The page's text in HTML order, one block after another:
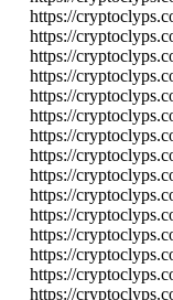
https://cryptoclyps.
https://cryptoclyps.
https://cryptoclyps.
https://cryptoclyps.
https://cryptoclyps.
https://cryptoclyps.
https://cryptoclyps.
https://cryptoclyps.
https://cryptoclyps.
https://cryptoclyps.
https://cryptoclyps.
https://cryptoclyps.
https://cryptoclyps.
https://cryptoclyps.
https://cryptoclyps.